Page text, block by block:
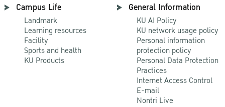
Campus Life
Landmark
Learning resources
Facility
Sports and health
KU Products
General Information
KU AI Policy
KU network usage policy
Personal information
protection policy
Personal Data Protection
Practices
Internet Access Control
E-mail
Nontri Live